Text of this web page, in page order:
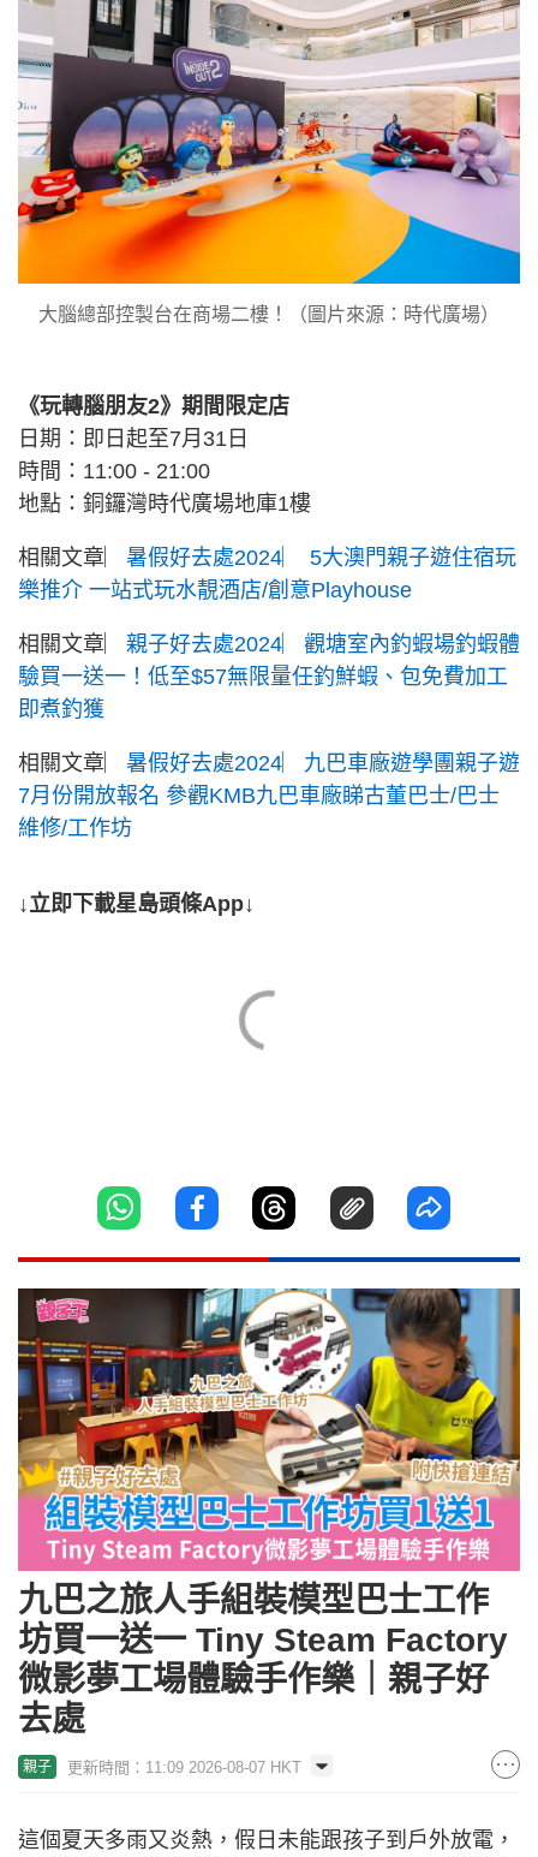
大腦總部控製台在商場二樓！（圖片來源：時代廣場）
《玩轉腦朋友2》期間限定店
日期：即日起至7月31日
時間：11:00 - 21:00
地點：銅鑼灣時代廣場地庫1樓
相關文章︳ 暑假好去處2024︳ 5大澳門親子遊住宿玩
樂推介 一站式玩水靚酒店/創意Playhouse
相關文章︳ 親子好去處2024︳觀塘室內釣蝦場釣蝦體
驗買一送一！低至$57無限量任釣鮮蝦、包免費加工
即煮釣獲
相關文章︳ 暑假好去處2024︳九巴車廠遊學團親子遊
7月份開放報名 參觀KMB九巴車廠睇古董巴士/巴士
維修/工作坊
↓立即下載星島頭條App↓
九巴之旅人手組裝模型巴士工作
坊買一送一 Tiny Steam Factory
微影夢工場體驗手作樂｜親子好
去處
親子 更新時間：11:09 2026-08-07 HKT
這個夏天多雨又炎熱，假日未能跟孩子到戶外放電，